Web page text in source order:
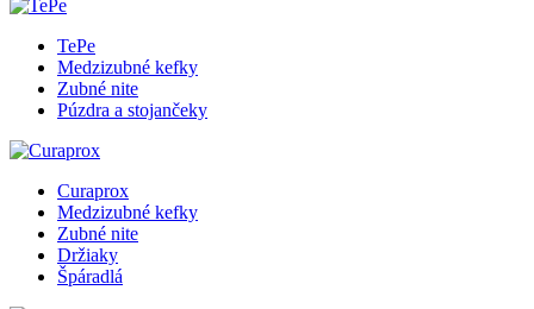
TePe
Medzizubné kefky
Zubné nite
Púzdra a stojančeky
Curaprox
Medzizubné kefky
Zubné nite
Držiaky
Špáradlá